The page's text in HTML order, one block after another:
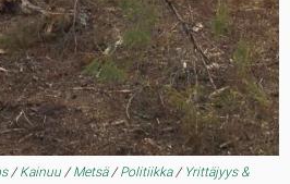
/Kainuu /Metsä/Politiikka/ Yrittäjyys &